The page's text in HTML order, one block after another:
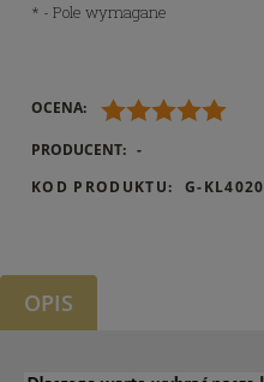
* - Pole wymagane
OCENA:
PRODUCENT: -
KOD PRODUKTU:
G-KL4020
OPIS